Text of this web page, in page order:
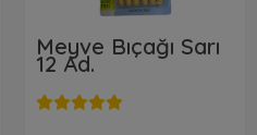
Meyve Bıçağı Sarı
12 Ad.